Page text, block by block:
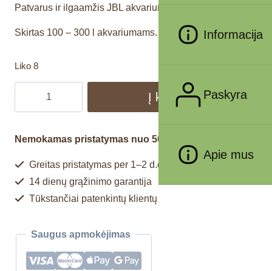
Informacija
Paskyra
Apie mus
Patvarus ir ilgaamžis JBL akvariumo šildytuvas.
Skirtas 100 – 300 l akvariumams.
Liko 8
Į krepšelį
Nemokamas pristatymas nuo 50€
Greitas pristatymas per 1–2 d.d.
14 dienų grąžinimo garantija
Tūkstančiai patenkintų klientų
Saugus apmokėjimas